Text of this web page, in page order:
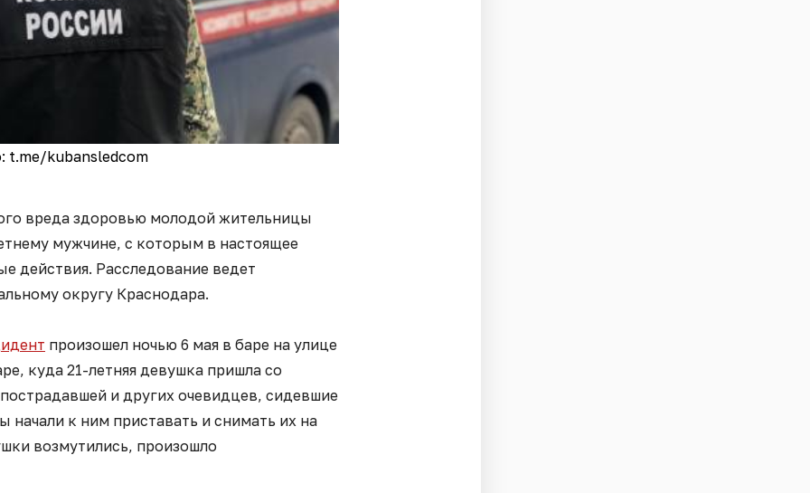
t.me/kubansledcom
вреда здоровью молодой жительницы
мужчине, с которым в настоящее
действия. Расследование ведет
округу Краснодара.
произошел ночью 6 мая в баре на улице
куда 21-летняя девушка пришла со
и других очевидцев, сидевшие
к ним приставать и снимать их на
возмутились, произошло